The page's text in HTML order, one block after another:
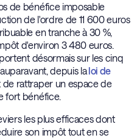
de bénéfice imposable
de l'ordre de 11 600 euros
en tranche à 30 %,
d'environ 3 480 euros.
désormais sur les cinq
depuis laloi de
rattraper un espace de
fort bénéfice.
les plus efficaces dont
son impôt tout en se